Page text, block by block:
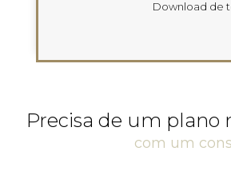
Download de
Precisa de um plano
com um